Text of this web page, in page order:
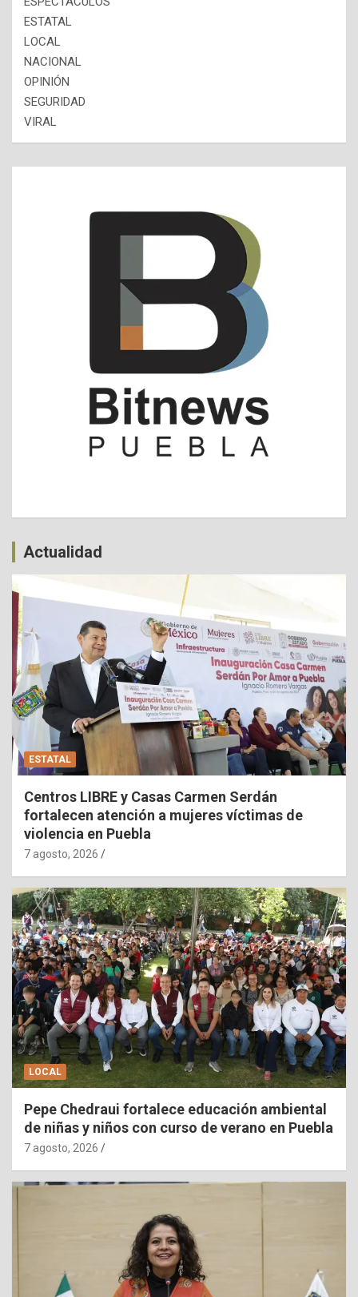
ESTATAL
LOCAL
NACIONAL
OPINIÓN
SEGURIDAD
VIRAL
Actualidad
ESTATAL
Centros LIBRE y Casas Carmen Serdán
fortalecen atención a mujeres víctimas de
violencia en Puebla
7 agosto, 2026
LOCAL
Pepe Chedraui fortalece educación ambiental
de niñas y niños con curso de verano en Puebla
7 agosto, 2026